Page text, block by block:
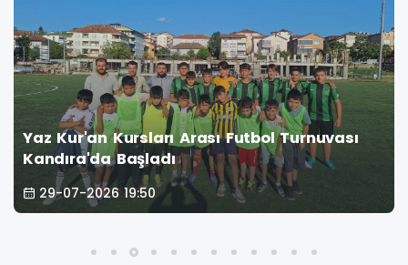
Yaz Kur'an Kursları Arası Futbol Turnuvası
Kandıra'da Başladı
29-07-2026 19:50